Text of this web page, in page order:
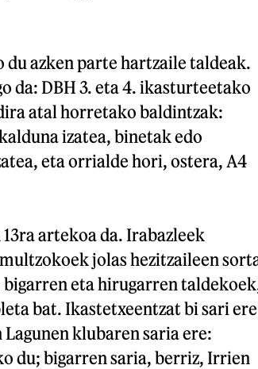
azken parte hartzaile taldeak.
da: DBH 3. eta 4. ikasturteetako
atal horretako baldintzak:
izatea, binetak edo
eta orrialde hori, ostera, A4
artekoa da. Irabazleek
jolas hezitzaileen
eta hirugarren
bat. Ikastetxeentzat bi sari ere
klubaren saria ere:
du; bigarren saria, berriz, Irrien